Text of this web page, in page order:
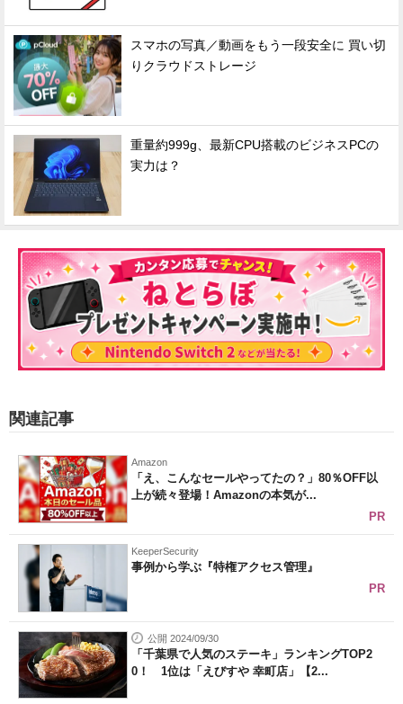
スマホの写真／動画をもう一段安全に 買い切
りクラウドストレージ
重量約999g、最新CPU搭載のビジネスPCの
実力は？
関連記事
Amazon
「え、こんなセールやってたの？」80％OFF以
上が続々登場！Amazonの本気が...
PR
KeeperSecurity
事例から学ぶ『特権アクセス管理』
PR
公開 2024/09/30
「千葉県で人気のステーキ」ランキングTOP2
0！ 1位は「えびすや 幸町店」【2...